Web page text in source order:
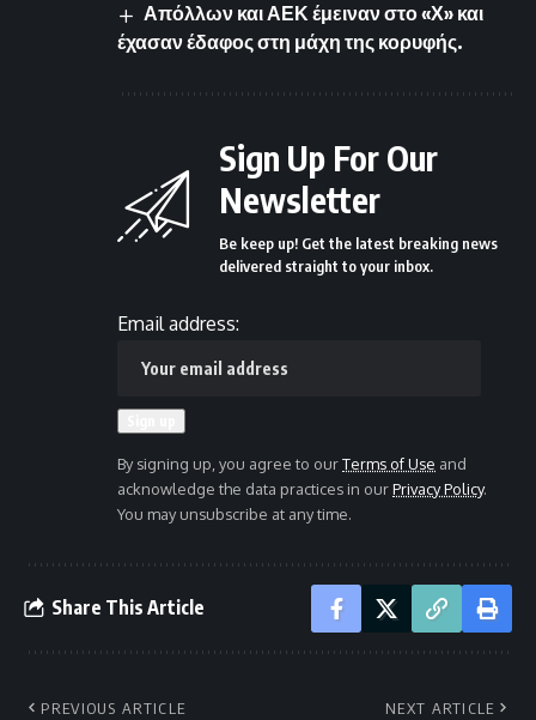
Απόλλων και ΑΕΚ έμειναν στο «Χ» και
έχασαν έδαφος στη μάχη της κορυφής.
Sign Up For Our
Newsletter
Be keep up! Get the latest breaking news
delivered straight to your inbox.
Email address:
By signing up, you agree to ourTerms of Use and
acknowledge the data practices in ourPrivacy Policy.
You may unsubscribe at any time.
Share This Article
PREVIOUS ARTICLE NEXT ARTICLE